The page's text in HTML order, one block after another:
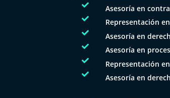
 Asesoría en
 Representación
 Asesoría en
 Asesoría en
 Representación
 Asesoría en